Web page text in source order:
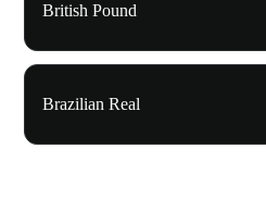
British Pound
Brazilian Real